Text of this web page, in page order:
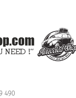
490